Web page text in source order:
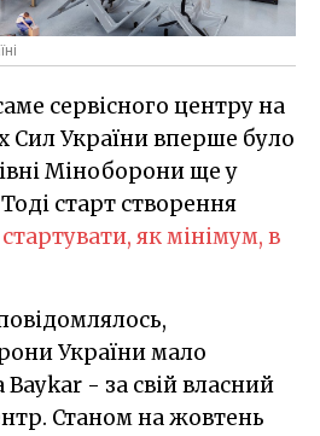
сервісного центру на
Сил України вперше було
Міноборони ще у
старт створення
як мінімум, в
України мало
- за свій власний
Станом на жовтень